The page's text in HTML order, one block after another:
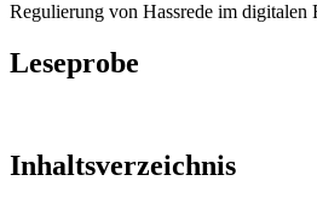
Regulierung von Hassrede im digitalen
Leseprobe
Inhaltsverzeichnis